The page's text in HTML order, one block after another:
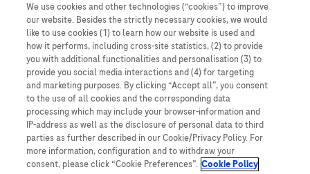
informasjon som ellers ikke er tilgjengelig eller gyldig i ditt land.
Vennligst vær oppmerksom på at vi ikke tar noe ansvar for tilgang til
informasjon som muligens ikke er i samsvar med noen gyldig juridisk
prosess, regulering, registrering eller bruk i bostedslandet ditt.
Roche har ikke alltid mulighet til å kvalitetssikre andres innlegg, men
vil fjerne villedende eller upassende innlegg så langt det lar seg gjøre.
Vi har ikke ansvar for innhold på eksterne nettsider som det lenkes til.
Kopiering av materiale fra dette nettstedet for bruk annet sted er ikke
tillatt uten avtale. Nettstedet selger plass til annonsører, og slikt
innhold er merket.
Dette nettstedet er ikke beregnet for å rapportere bivirkninger eller
We use cookies and other technologies (“cookies”) to improve
our website. Besides the strictly necessary cookies, we would
like to use cookies (1) to learn how our website is used and
how it performs, including cross-site statistics, (2) to provide
you with additional functionalities and personalisation (3) to
provide you social media interactions and (4) for targeting
and marketing purposes. By clicking “Accept all”, you consent
to the use of all cookies and the corresponding data
processing which may include your browser-information and
IP-address as well as the disclosure of personal data to third
parties as further described in our Cookie/Privacy Policy. For
more information, configuration and to withdraw your
consent, please click “Cookie Preferences”. Cookie Policy